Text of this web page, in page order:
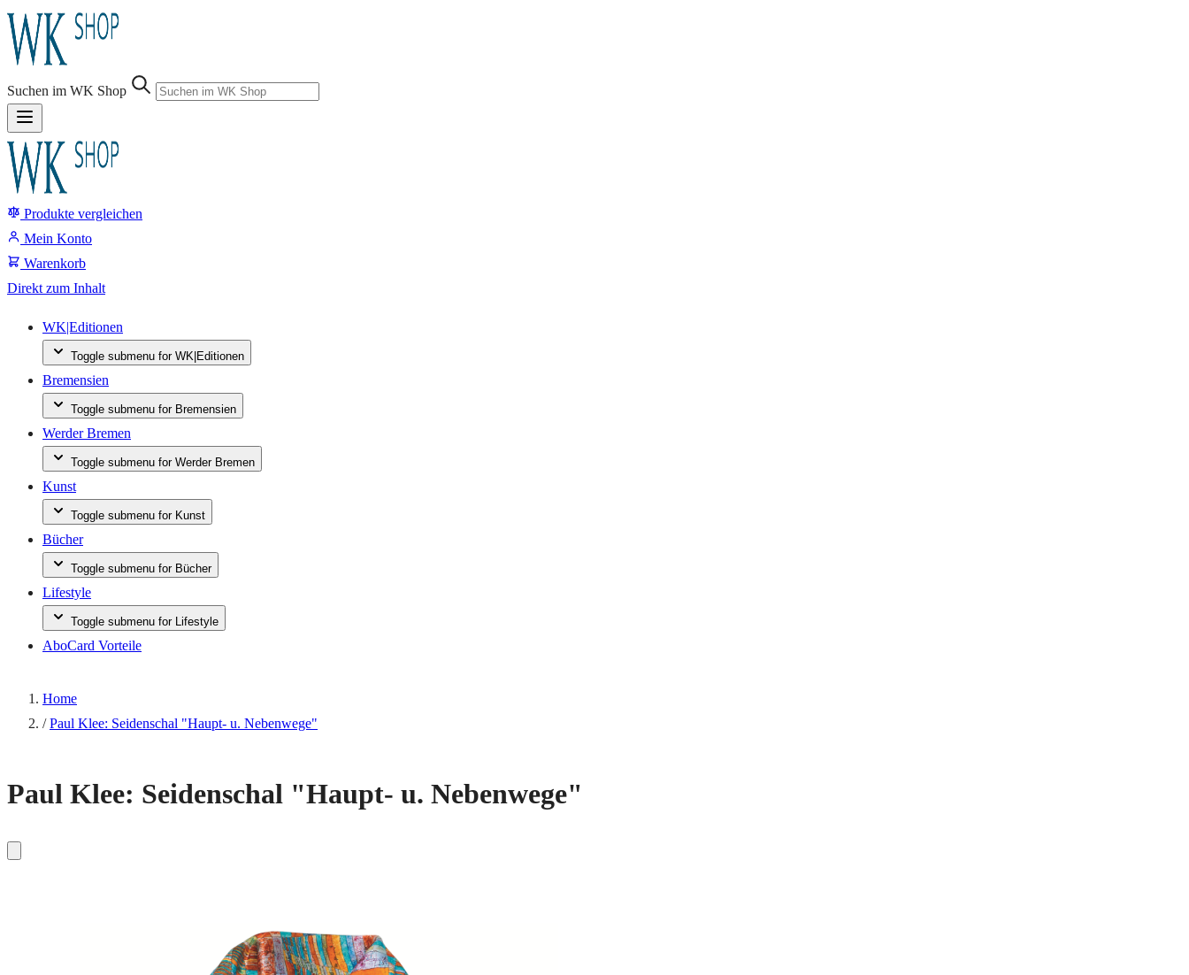
Suchen im WK Shop
Produkte vergleichen
Suche
Mein Konto
Warenkorb
Direkt zum Inhalt
WK|Editionen
Toggle submenu for WK|Editionen
Bremensien
Toggle submenu for Bremensien
Werder Bremen
Toggle submenu for Werder Bremen
Kunst
Toggle submenu for Kunst
Bücher
Toggle submenu for Bücher
Lifestyle
Toggle submenu for Lifestyle
AboCard Vorteile
Home
/ Paul Klee: Seidenschal "Haupt- u. Nebenwege"
Paul Klee: Seidenschal "Haupt- u. Nebenwege"